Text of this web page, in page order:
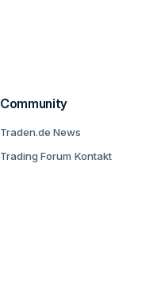
Community
Traden.de News
Trading Forum Kontakt